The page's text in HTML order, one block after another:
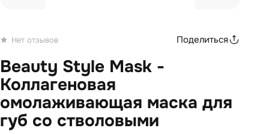
Нет отзывов Поделиться
Beauty Style Mask -
Коллагеновая
омолаживающая маска для
губ со стволовыми